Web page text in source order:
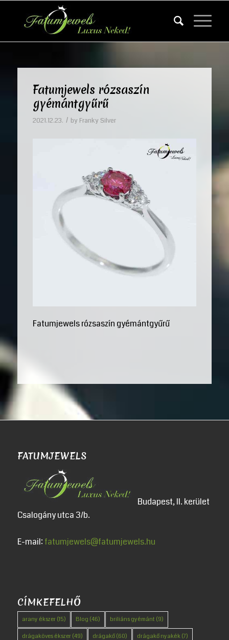
Fatumjewels rózsaszín
gyémántgyűrű
2021.12.23. / by Franky Silver
Fatumjewels rózsaszín gyémántgyűrű
FATUMJEWELS
Budapest, II. kerület
Csalogány utca 3/b.
E-mail: fatumjewels@fatumjewels.hu
CÍMKEFELHŐ
arany ékszer(15) Blog (46) briliáns gyémánt (9)
drágaköves ékszer(49) drágakő(60) drágakő nyakék(7)